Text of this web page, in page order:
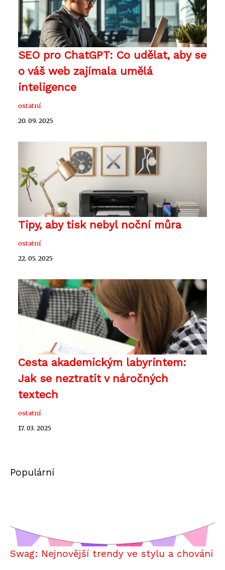
SEO pro ChatGPT: Co udělat, aby se
o váš web zajímala umělá
inteligence
ostatní
20. 09. 2025
Tipy, aby tisk nebyl noční můra
ostatní
22. 05. 2025
Cesta akademickým labyrintem:
Jak se neztratit v náročných
textech
ostatní
17. 03. 2025
Populární
Swag: Nejnovější trendy ve stylu a chování